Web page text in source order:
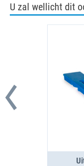
U zal wellicht dit